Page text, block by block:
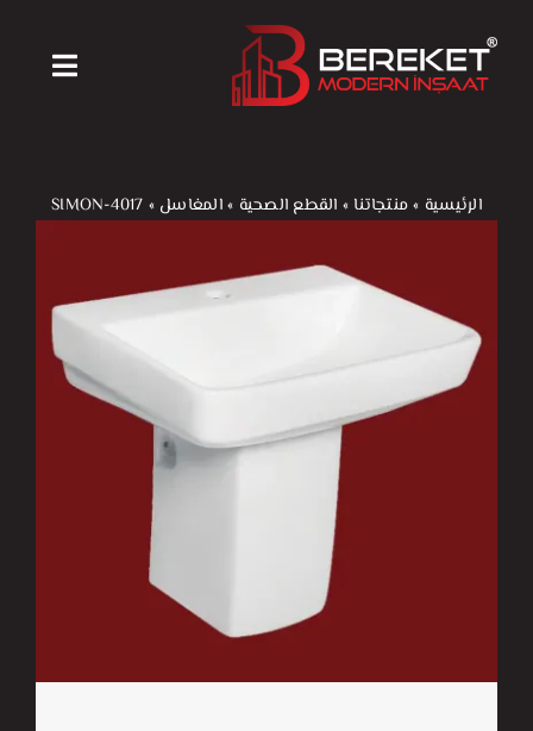
content
Toggle
آلات ومعدات
الرئيسية »منتجاتنا » القطع الصحية »المغاسل »
SIMON-4017